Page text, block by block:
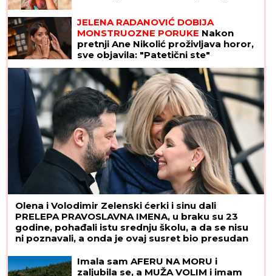
JELENA RADANOVIĆ DOBIJA
MONSTRUOZNE PORUKE Nakon
pretnji Ane Nikolić proživljava horor,
sve objavila: "Patetični ste"
Olena i Volodimir Zelenski ćerki i sinu dali
PRELEPA PRAVOSLAVNA IMENA, u braku su 23
godine, pohađali istu srednju školu, a da se nisu
ni poznavali, a onda je ovaj susret bio presudan
Imala sam AFERU NA MORU i
zaljubila se, a MUŽA VOLIM i imam